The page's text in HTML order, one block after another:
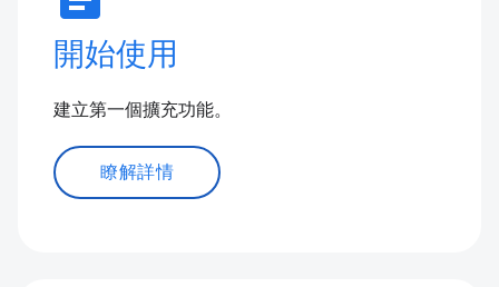
開始使用
建立第一個擴充功能。
瞭解詳情